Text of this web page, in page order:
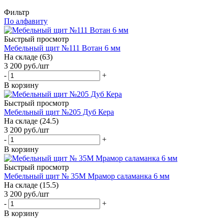
Фильтр
По алфавиту
Быстрый просмотр
Мебельный щит №111 Вотан 6 мм
На складе (63)
3 200 руб./шт
-
+
В корзину
Быстрый просмотр
Мебельный щит №205 Дуб Кера
На складе (24.5)
3 200 руб./шт
-
+
В корзину
Быстрый просмотр
Мебельный щит № 35М Мрамор саламанка 6 мм
На складе (15.5)
3 200 руб./шт
-
+
В корзину